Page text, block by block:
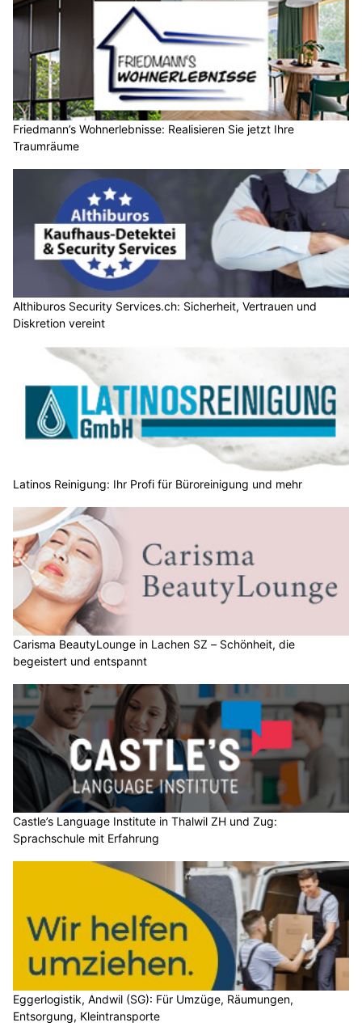
Friedmann’s Wohnerlebnisse: Realisieren Sie jetzt Ihre
Traumräume
Althiburos Security Services.ch: Sicherheit, Vertrauen und
Diskretion vereint
Latinos Reinigung: Ihr Profi für Büroreinigung und mehr
Carisma BeautyLounge in Lachen SZ – Schönheit, die
begeistert und entspannt
Castle’s Language Institute in Thalwil ZH und Zug:
Sprachschule mit Erfahrung
Eggerlogistik, Andwil (SG): Für Umzüge, Räumungen,
Entsorgung, Kleintransporte